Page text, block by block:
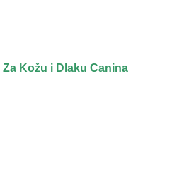
Kožu i Dlaku Canina